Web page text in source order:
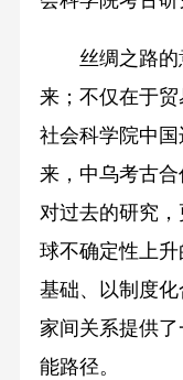
丝绸之路的
来；不仅在于
社会科学院中
来，中乌考古
对过去的研究
球不确定性上
基础、以制度
家间关系提供
能路径。